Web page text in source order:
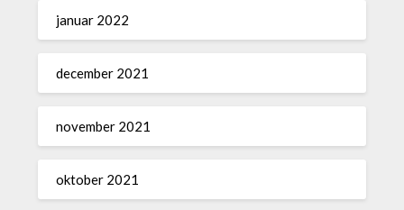
januar 2022
december 2021
november 2021
oktober 2021